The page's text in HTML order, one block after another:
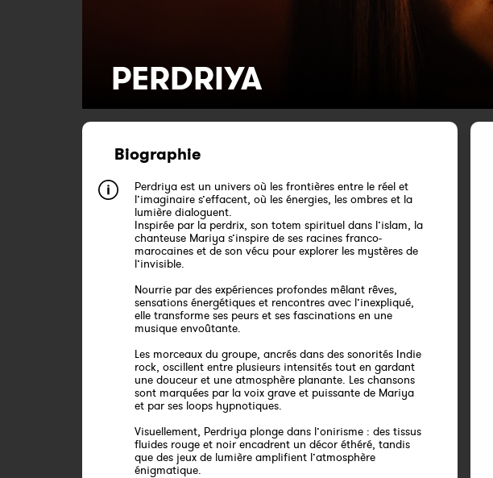
PERDRIYA
Biographie
Perdriya est un univers où les frontières entre le réel et
l’imaginaire s’effacent, où les énergies, les ombres et la
lumière dialoguent.
Inspirée par la perdrix, son totem spirituel dans l’islam, la
chanteuse Mariya s’inspire de ses racines franco-
marocaines et de son vécu pour explorer les mystères de
l’invisible.
Nourrie par des expériences profondes mêlant rêves,
sensations énergétiques et rencontres avec l’inexpliqué,
elle transforme ses peurs et ses fascinations en une
musique envoûtante.
Les morceaux du groupe, ancrés dans des sonorités Indie
rock, oscillent entre plusieurs intensités tout en gardant
une douceur et une atmosphère planante. Les chansons
sont marquées par la voix grave et puissante de Mariya
et par ses loops hypnotiques.
Visuellement, Perdriya plonge dans l’onirisme : des tissus
fluides rouge et noir encadrent un décor éthéré, tandis
que des jeux de lumière amplifient l’atmosphère
énigmatique.